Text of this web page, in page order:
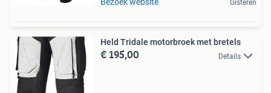
Bezoek website Gisteren
Held Tridale motorbroek met bretels
€ 195,00 Details